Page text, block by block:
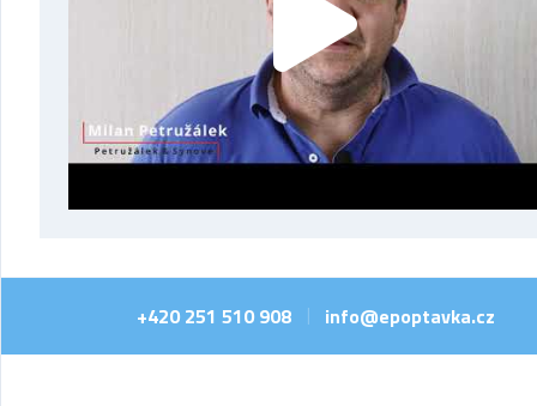
+420 251 510 908 info@epoptavka.cz